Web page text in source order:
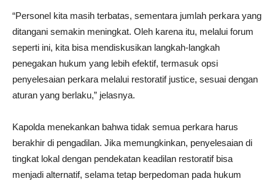
“Personel kita masih terbatas, sementara jumlah perkara yang
ditangani semakin meningkat. Oleh karena itu, melalui forum
seperti ini, kita bisa mendiskusikan langkah-langkah
penegakan hukum yang lebih efektif, termasuk opsi
penyelesaian perkara melalui restoratif justice, sesuai dengan
aturan yang berlaku,” jelasnya.
Kapolda menekankan bahwa tidak semua perkara harus
berakhir di pengadilan. Jika memungkinkan, penyelesaian di
tingkat lokal dengan pendekatan keadilan restoratif bisa
menjadi alternatif, selama tetap berpedoman pada hukum